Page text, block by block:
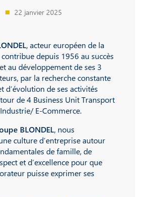
22 janvier 2025
, acteur européen de la
depuis 1956 au succès
au développement de ses 3
par la recherche constante
d’évolution de ses activités
de 4 Business Unit Transport
E-Commerce.
BLONDEL, nous
culture d’entreprise autour
de famille, de
et d’excellence pour que
puisse exprimer ses